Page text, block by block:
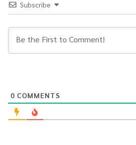
Subscribe
0 COMMENTS